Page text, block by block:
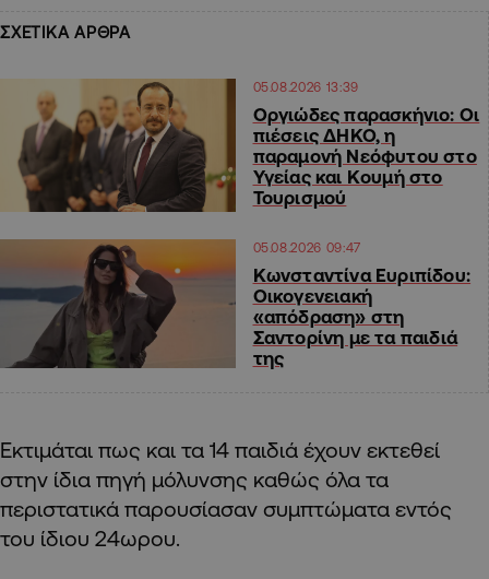
ΣΧΕΤΙΚΑ ΑΡΘΡΑ
05.08.2026 13:39
Οργιώδες παρασκήνιο: Οι
πιέσεις ΔΗΚΟ, η
παραμονή Νεόφυτου στο
Υγείας και Κουμή στο
Τουρισμού
05.08.2026 09:47
Κωνσταντίνα Ευριπίδου:
Οικογενειακή
«απόδραση» στη
Σαντορίνη με τα παιδιά
της
Εκτιμάται πως και τα 14 παιδιά έχουν εκτεθεί
στην ίδια πηγή μόλυνσης καθώς όλα τα
περιστατικά παρουσίασαν συμπτώματα εντός
του ίδιου 24ωρου.